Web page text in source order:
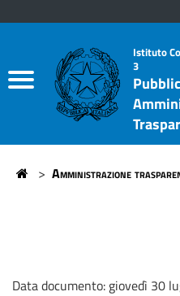
Albo On Line
Amministrazione
Don
Lazzeri
-
Stagi
Istituto
3
Home
> Amministrazione
Data documento: giovedì 30